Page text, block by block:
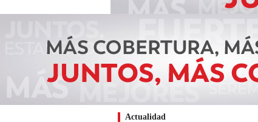
Actualidad